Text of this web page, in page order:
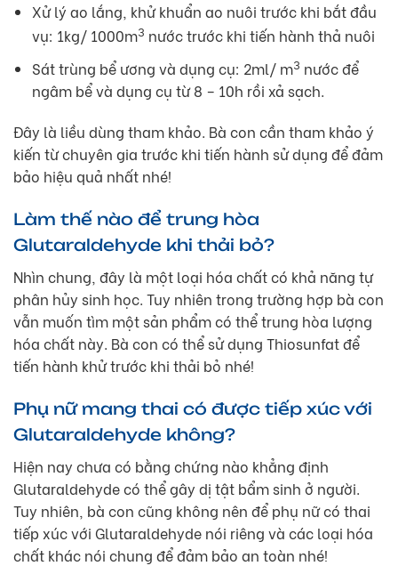
Xử lý ao lắng, khử khuẩn ao nuôi trước khi bắt đầu
vụ: 1kg/ 1000m3 nước trước khi tiến hành thả nuôi
Sát trùng bể ương và dụng cụ: 2ml/ m3 nước để
ngâm bể và dụng cụ từ 8 – 10h rồi xả sạch.
Đây là liều dùng tham khảo. Bà con cần tham khảo ý
kiến từ chuyên gia trước khi tiến hành sử dụng để đảm
bảo hiệu quả nhất nhé!
Làm thế nào để trung hòa
Glutaraldehyde khi thải bỏ?
Nhìn chung, đây là một loại hóa chất có khả năng tự
phân hủy sinh học. Tuy nhiên trong trường hợp bà con
vẫn muốn tìm một sản phẩm có thể trung hòa lượng
hóa chất này. Bà con có thể sử dụng Thiosunfat để
tiến hành khử trước khi thải bỏ nhé!
Phụ nữ mang thai có được tiếp xúc với
Glutaraldehyde không?
Hiện nay chưa có bằng chứng nào khẳng định
Glutaraldehyde có thể gây dị tật bẩm sinh ở người.
Tuy nhiên, bà con cũng không nên để phụ nữ có thai
tiếp xúc với Glutaraldehyde nói riêng và các loại hóa
chất khác nói chung để đảm bảo an toàn nhé!